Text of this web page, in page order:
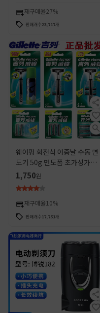
재구매율27%
판매개수23,717개
웨이펑 회전식 이중날 수동 면
도기 50g 면도폼 초가성가비
면도기 세트
1,750원
재구매율 10%
판매개수17,751개